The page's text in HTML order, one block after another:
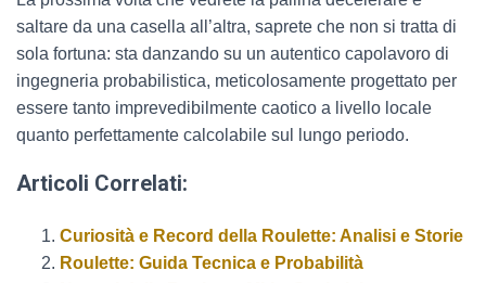
saltare da una casella all’altra, saprete che non si tratta di
sola fortuna: sta danzando su un autentico capolavoro di
ingegneria probabilistica, meticolosamente progettato per
essere tanto imprevedibilmente caotico a livello locale
quanto perfettamente calcolabile sul lungo periodo.
Articoli Correlati:
Curiosità e Record della Roulette: Analisi e Storie
Roulette: Guida Tecnica e Probabilità